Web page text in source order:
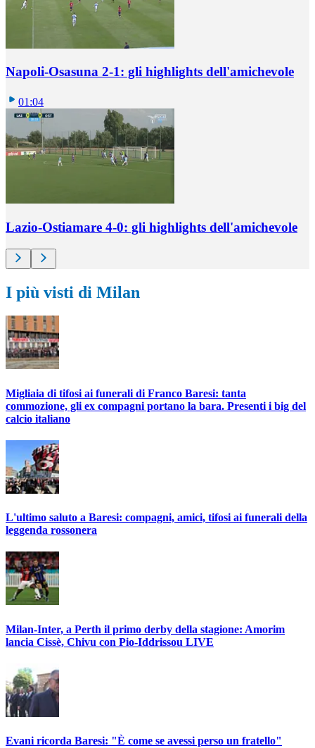
Napoli-Osasuna 2-1: gli highlights dell'amichevole
01:04
Lazio-Ostiamare 4-0: gli highlights dell'amichevole
I più visti di Milan
Migliaia di tifosi ai funerali di Franco Baresi: tanta
commozione, gli ex compagni portano la bara. Presenti i big del
calcio italiano
L'ultimo saluto a Baresi: compagni, amici, tifosi ai funerali della
leggenda rossonera
Milan-Inter, a Perth il primo derby della stagione: Amorim
lancia Cissè, Chivu con Pio-Iddrissou LIVE
Evani ricorda Baresi: "È come se avessi perso un fratello"